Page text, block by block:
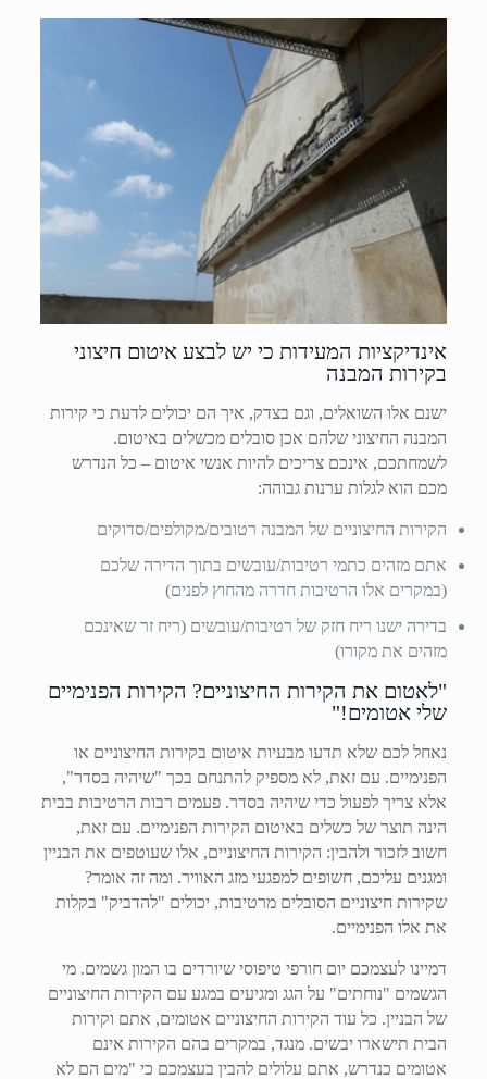
אינדיקציות המעידות כי יש לבצע איטום חיצוני
בקירות המבנה
ישנם אלו השואלים, וגם בצדק, איך הם יכולים לדעת כי קירות
המבנה החיצוני שלהם אכן סובלים מכשלים באיטום.
לשמחתכם, אינכם צריכים להיות אנשי איטום – כל הנדרש
מכם הוא לגלות ערנות גבוהה:
הקירות החיצוניים של המבנה רטובים/מקולפים/סדוקים
אתם מזהים כתמי רטיבות/עובשים בתוך הדירה שלכם
(במקרים אלו הרטיבות חדרה מהחוץ לפנים)
בדירה ישנו ריח חזק של רטיבות/עובשים (ריח זר שאינכם
מזהים את מקורו)
"לאטום את הקירות החיצוניים? הקירות הפנימיים
שלי אטומים!"
נאחל לכם שלא תדעו מבעיות איטום בקירות החיצוניים או
הפנימיים. עם זאת, לא מספיק להתנחם בכך "שיהיה בסדר",
אלא צריך לפעול כדי שיהיה בסדר. פעמים רבות הרטיבות בבית
הינה תוצר של כשלים באיטום הקירות הפנימיים. עם זאת,
חשוב לזכור ולהבין: הקירות החיצוניים, אלו שעוטפים את הבניין
ומגנים עליכם, חשופים למפגעי מזג האוויר. ומה זה אומר?
שקירות חיצוניים הסובלים מרטיבות, יכולים "להדביק" בקלות
את אלו הפנימיים.
דמיינו לעצמכם יום חורפי טיפוסי שיורדים בו המון גשמים. מי
הגשמים "נוחתים" על הגג ומגיעים במגע עם הקירות החיצוניים
של הבניין. כל עוד הקירות החיצוניים אטומים, אתם וקירות
הבית תישארו יבשים. מנגד, במקרים בהם הקירות אינם
אטומים כנדרש, אתם עלולים להבין בעצמכם כי "מים הם לא